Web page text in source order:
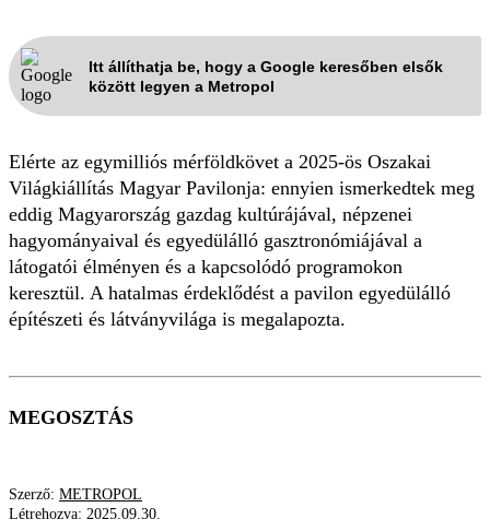
Itt állíthatja be, hogy a Google keresőben elsők
között legyen a Metropol
Elérte az egymilliós mérföldkövet a 2025-ös Oszakai
Világkiállítás Magyar Pavilonja: ennyien ismerkedtek meg
eddig Magyarország gazdag kultúrájával, népzenei
hagyományaival és egyedülálló gasztronómiájával a
látogatói élményen és a kapcsolódó programokon
keresztül. A hatalmas érdeklődést a pavilon egyedülálló
építészeti és látványvilága is megalapozta.
MEGOSZTÁS
Szerző: METROPOL
Létrehozva: 2025.09.30.